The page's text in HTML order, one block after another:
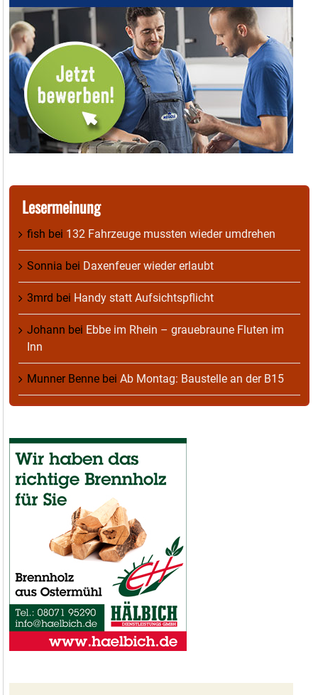
Lesermeinung
fish bei 132 Fahrzeuge mussten wieder umdrehen
Sonnia bei Daxenfeuer wieder erlaubt
3mrd bei Handy statt Aufsichtspflicht
Johann bei Ebbe im Rhein – grauebraune Fluten im
Inn
Munner Benne bei Ab Montag: Baustelle an der B15